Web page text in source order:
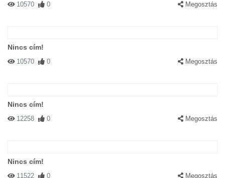
10570 0 Megosztás
Nincs cím!
10570 0 Megosztás
Nincs cím!
12258 0 Megosztás
Nincs cím!
11522 0 Megosztás